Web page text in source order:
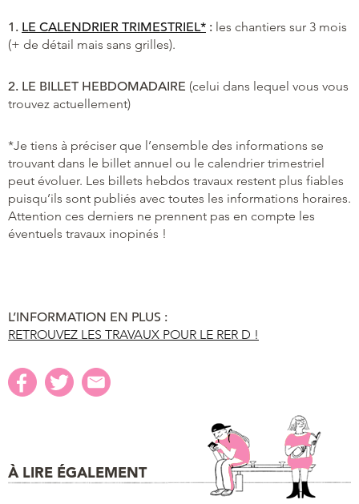
1. LE CALENDRIER TRIMESTRIEL* : les chantiers sur 3 mois
(+ de détail mais sans grilles).
2. LE BILLET HEBDOMADAIRE (celui dans lequel vous vous
trouvez actuellement)
*Je tiens à préciser que l’ensemble des informations se
trouvant dans le billet annuel ou le calendrier trimestriel
peut évoluer. Les billets hebdos travaux restent plus fiables
puisqu’ils sont publiés avec toutes les informations horaires.
Attention ces derniers ne prennent pas en compte les
éventuels travaux inopinés !
L’INFORMATION EN PLUS :
RETROUVEZ LES TRAVAUX POUR LE RER D !
À LIRE ÉGALEMENT